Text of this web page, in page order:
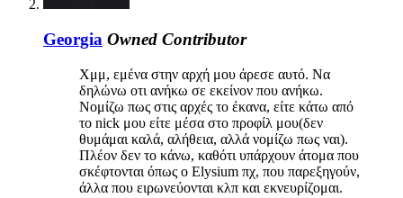
Georgia Owned Contributor
Χμμ, εμένα στην αρχή μου άρεσε αυτό. Να
δηλώνω οτι ανήκω σε εκείνον που ανήκω.
Νομίζω πως στις αρχές το έκανα, είτε κάτω από
το nick μου είτε μέσα στο προφίλ μου(δεν
θυμάμαι καλά, αλήθεια, αλλά νομίζω πως ναι).
Πλέον δεν το κάνω, καθότι υπάρχουν άτομα που
σκέφτονται όπως ο Elysium πχ, που παρεξηγούν,
άλλα που ειρωνεύονται κλπ και εκνευρίζομαι.